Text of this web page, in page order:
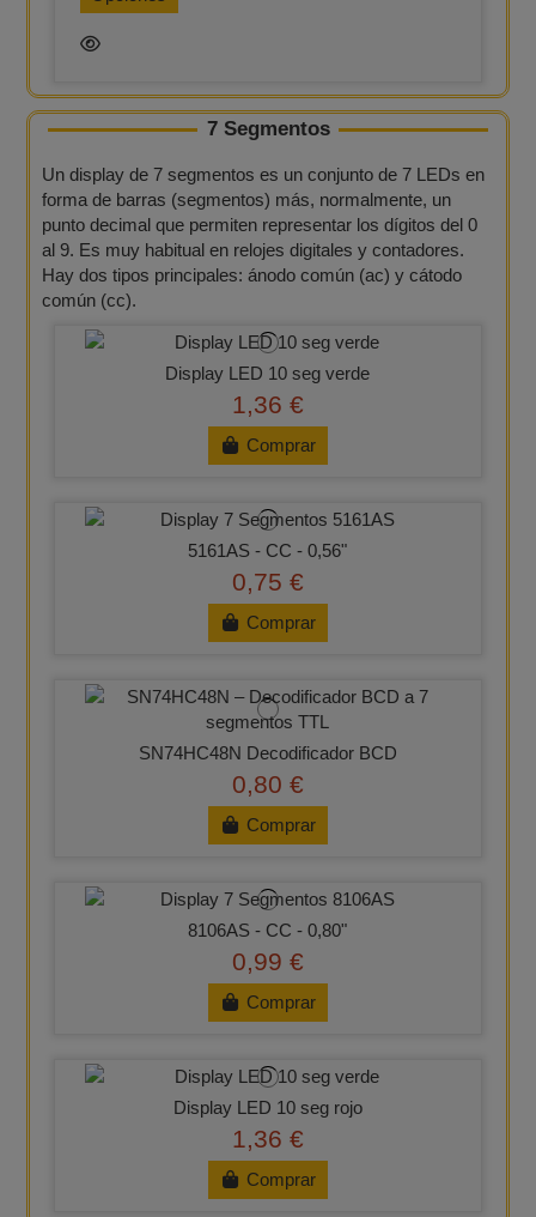
7 Segmentos
Un display de 7 segmentos es un conjunto de 7 LEDs en
forma de barras (segmentos) más, normalmente, un
punto decimal que permiten representar los dígitos del 0
al 9. Es muy habitual en relojes digitales y contadores.
Hay dos tipos principales: ánodo común (ac) y cátodo
común (cc).
Display LED 10 seg verde
1,36 €
Comprar
5161AS - CC - 0,56"
0,75 €
Comprar
SN74HC48N Decodificador BCD
0,80 €
Comprar
8106AS - CC - 0,80"
0,99 €
Comprar
Display LED 10 seg rojo
1,36 €
Comprar